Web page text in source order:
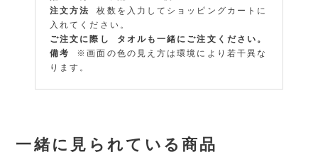
注文方法
枚数を入力してショッピングカートに
入れてください。
ご注文に際し
タオルも一緒にご注文ください。
備考
※画面の色の見え方は環境により若干異な
ります。
一緒に見られている商品